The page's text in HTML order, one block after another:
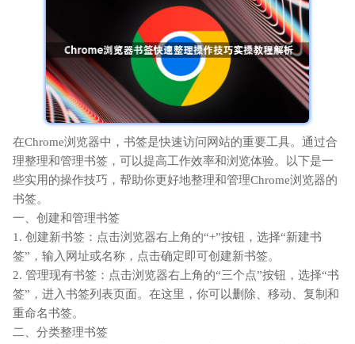
在Chrome浏览器中，书签是快速访问网站的重要工具。通过合
理整理和管理书签，可以提高工作效率和浏览体验。以下是一
些实用的操作技巧，帮助你更好地整理和管理Chrome浏览器的
书签。
一、创建和管理书签
1. 创建新书签：点击浏览器右上角的“+”按钮，选择“新建书
签”，输入网址或名称，点击确定即可创建新书签。
2. 管理现有书签：点击浏览器右上角的“三个点”按钮，选择“书
签”，进入书签列表页面。在这里，你可以删除、移动、复制和
重命名书签。
二、分类整理书签